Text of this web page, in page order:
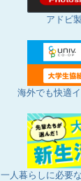
アドビ
海外でも快適
一人暮らしに必要